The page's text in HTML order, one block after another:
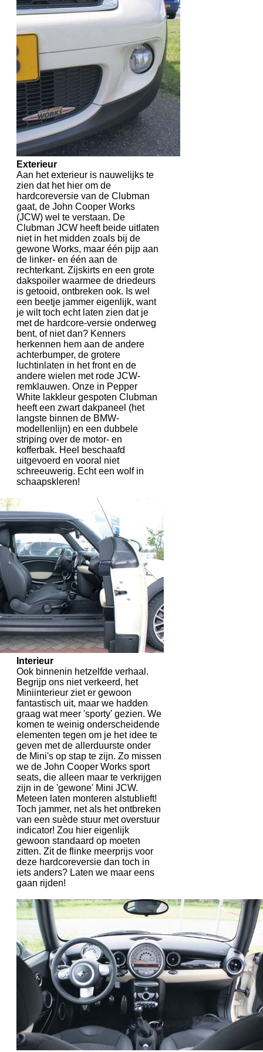
Exterieur
Aan het exterieur is nauwelijks te
zien dat het hier om de
hardcoreversie van de Clubman
gaat, de John Cooper Works
(JCW) wel te verstaan. De
Clubman JCW heeft beide uitlaten
niet in het midden zoals bij de
gewone Works, maar één pijp aan
de linker- en één aan de
rechterkant. Zijskirts en een grote
dakspoiler waarmee de driedeurs
is getooid, ontbreken ook. Is wel
een beetje jammer eigenlijk, want
je wilt toch echt laten zien dat je
met de hardcore-versie onderweg
bent, of niet dan? Kenners
herkennen hem aan de andere
achterbumper, de grotere
luchtinlaten in het front en de
andere wielen met rode JCW-
remklauwen. Onze in Pepper
White lakkleur gespoten Clubman
heeft een zwart dakpaneel (het
langste binnen de BMW-
modellenlijn) en een dubbele
striping over de motor- en
kofferbak. Heel beschaafd
uitgevoerd en vooral niet
schreeuwerig. Echt een wolf in
schaapskleren!
Interieur
Ook binnenin hetzelfde verhaal.
Begrijp ons niet verkeerd, het
Miniinterieur ziet er gewoon
fantastisch uit, maar we hadden
graag wat meer 'sporty' gezien. We
komen te weinig onderscheidende
elementen tegen om je het idee te
geven met de allerduurste onder
de Mini's op stap te zijn. Zo missen
we de John Cooper Works sport
seats, die alleen maar te verkrijgen
zijn in de 'gewone' Mini JCW.
Meteen laten monteren alstublieft!
Toch jammer, net als het ontbreken
van een suède stuur met overstuur
indicator! Zou hier eigenlijk
gewoon standaard op moeten
zitten. Zit de flinke meerprijs voor
deze hardcoreversie dan toch in
iets anders? Laten we maar eens
gaan rijden!